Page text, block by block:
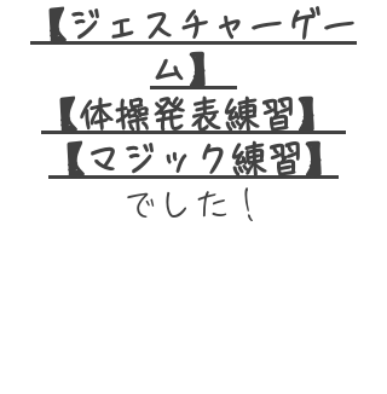
【ジェスチャーゲー
ム】
【体操発表練習】
【マジック練習】
でした！